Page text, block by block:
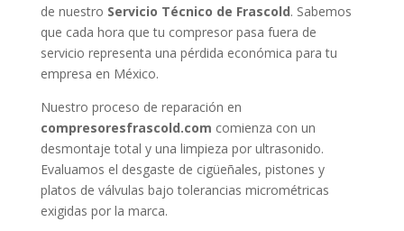
de nuestro Servicio Técnico de Frascold. Sabemos
que cada hora que tu compresor pasa fuera de
servicio representa una pérdida económica para tu
empresa en México.
Nuestro proceso de reparación en
compresoresfrascold.com comienza con un
desmontaje total y una limpieza por ultrasonido.
Evaluamos el desgaste de cigüeñales, pistones y
platos de válvulas bajo tolerancias micrométricas
exigidas por la marca.